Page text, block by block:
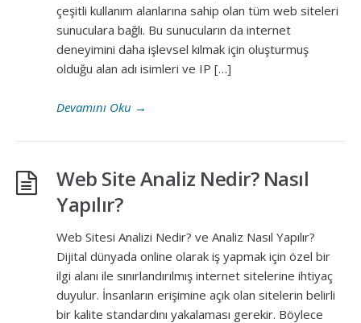
çeşitli kullanım alanlarına sahip olan tüm web siteleri
sunuculara bağlı. Bu sunucuların da internet
deneyimini daha işlevsel kılmak için oluşturmuş
olduğu alan adı isimleri ve IP […]
Devamını Oku →
Web Site Analiz Nedir? Nasıl
Yapılır?
Web Sitesi Analizi Nedir? ve Analiz Nasıl Yapılır?
Dijital dünyada online olarak iş yapmak için özel bir
ilgi alanı ile sınırlandırılmış internet sitelerine ihtiyaç
duyulur. İnsanların erişimine açık olan sitelerin belirli
bir kalite standardını yakalaması gerekir. Böylece